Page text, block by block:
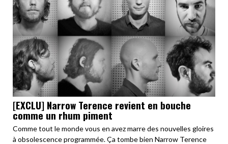
[EXCLU] Narrow Terence revient en bouche
comme un rhum piment
Comme tout le monde vous en avez marre des nouvelles gloires
à obsolescence programmée. Ça tombe bien Narrow Terence